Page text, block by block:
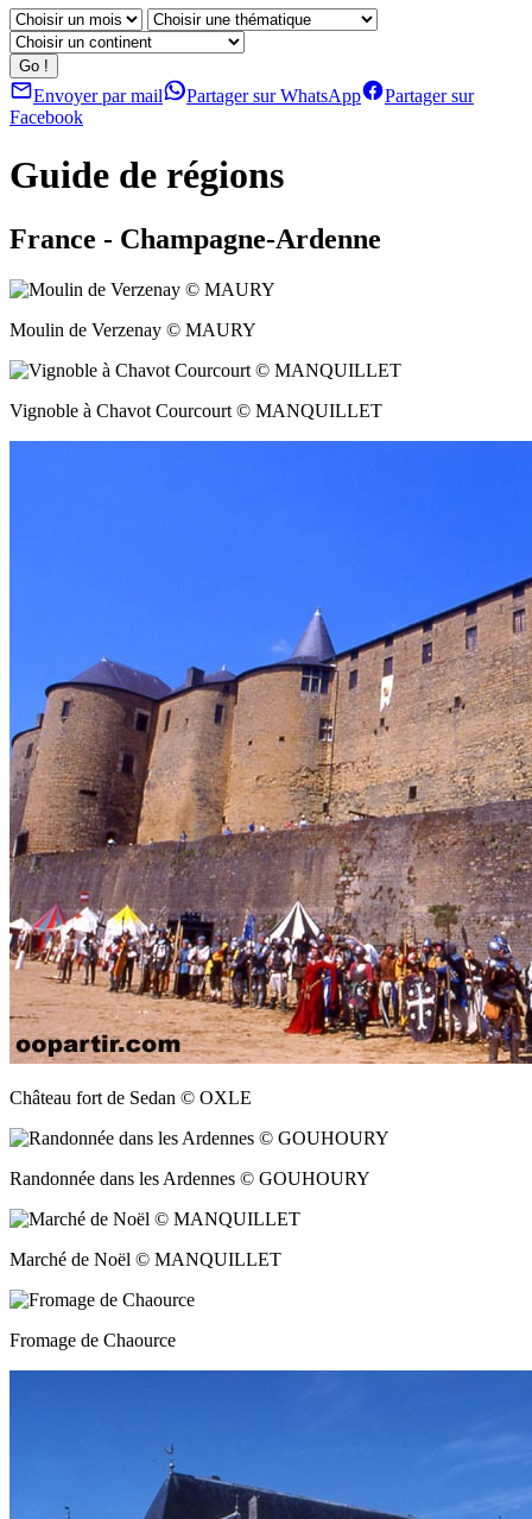
Envoyer par mail Partager sur WhatsApp
Partager sur
Facebook
Guide de régions
France - Champagne-Ardenne
Moulin de Verzenay © MAURY
Vignoble à Chavot Courcourt © MANQUILLET
Château fort de Sedan © OXLE
Randonnée dans les Ardennes © GOUHOURY
Marché de Noël © MANQUILLET
Fromage de Chaource